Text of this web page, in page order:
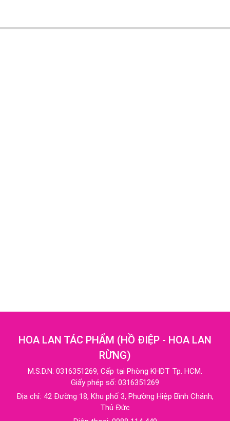
HOA LAN TÁC PHẨM (HỒ ĐIỆP - HOA LAN
RỪNG)
M.S.D.N: 0316351269, Cấp tại Phòng KHDT Tp. HCM.
Giấy phép số: 0316351269
Địa chỉ: 42 Đường 18, Khu phố 3, Phường Hiệp Bình Chánh,
Thủ Đức